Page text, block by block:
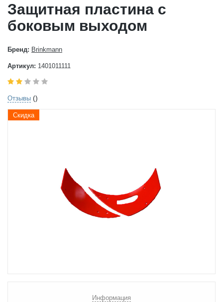
Защитная пластина с
боковым выходом
Бренд: Brinkmann
Артикул: 1401011111
Отзывы ()
Скидка
Информация